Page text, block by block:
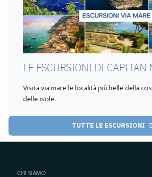
LE ESCURSIONI DI CAPITAN
Visita via mare le località più belle della
delle isole
TUTTE LE ESCURSIONI
CHI SIAMO